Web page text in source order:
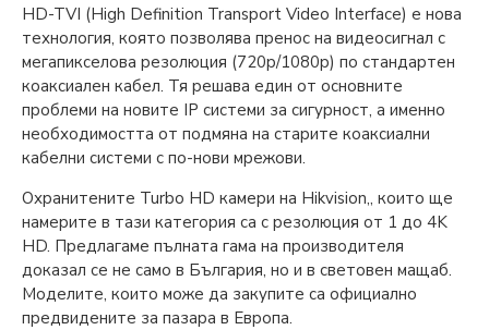
HD-TVI (High Definition Transport Video Interface) е нова
технология, която позволява пренос на видеосигнал с
мегапикселова резолюция (720p/1080p) по стандартен
коаксиален кабел. Тя решава един от основните
проблеми на новите IP системи за сигурност, а именно
необходимостта от подмяна на старите коаксиални
кабелни системи с по-нови мрежови.
Охранитените Turbo HD камери на Hikvision„ които ще
намерите в тази категория са с резолюция от 1 до 4K
HD. Предлагаме пълната гама на производителя
доказал се не само в България, но и в световен мащаб.
Моделите, които може да закупите са официално
предвидените за пазара в Европа.